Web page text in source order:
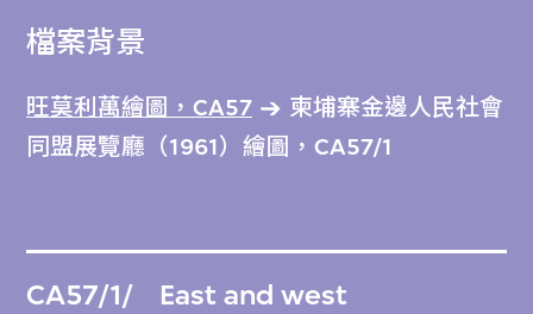
檔案背景
旺莫利萬繪圖，CA57
柬埔寨金邊人民社會
同盟展覽廳（1961）繪圖，CA57/1
CA57/1/
East and west